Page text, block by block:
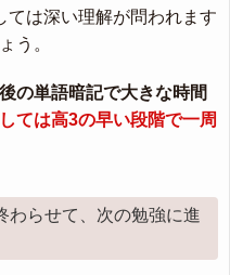
ては深い理解が問われます
う。
の単語暗記で大きな時間
ては高3の早い段階で一周
わらせて、次の勉強に進